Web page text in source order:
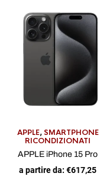
APPLE,SMARTPHONE
RICONDIZIONATI
APPLE iPhone 15 Pro
a partire da:€617,25